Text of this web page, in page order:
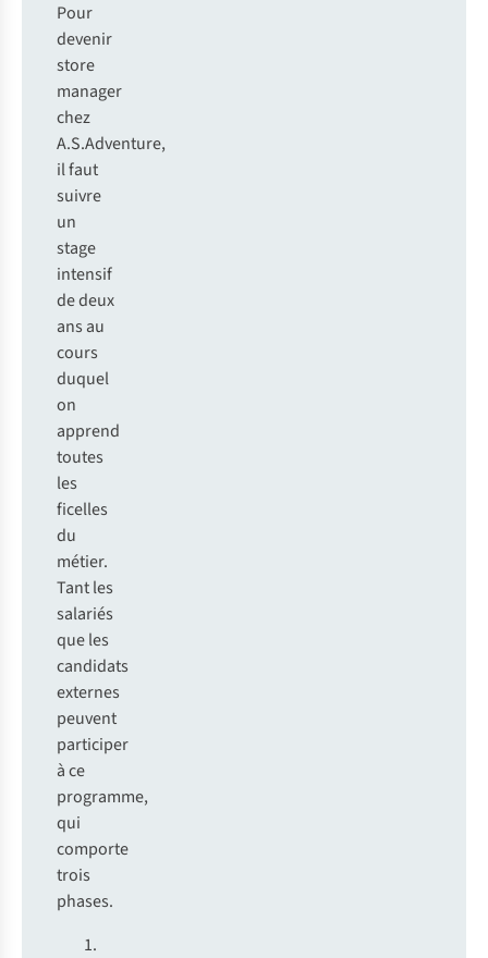
Pour
devenir
store
manager
chez
A.S.Adventure,
il faut
suivre
un
stage
intensif
de deux
ans au
cours
duquel
on
apprend
toutes
les
ficelles
du
métier.
Tant les
salariés
que les
candidats
externes
peuvent
participer
à ce
programme,
qui
comporte
trois
phases.